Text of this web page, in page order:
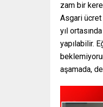
zam bir
Asgari ücret
yıl
yapılabilir.
aşamada,